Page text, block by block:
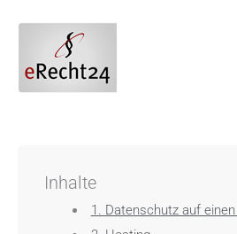
Inhalte
1. Datenschutz auf